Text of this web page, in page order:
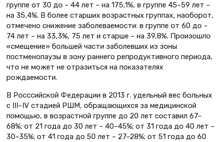
группе от 30 до – 44 лет – на 175,1%, в группе 45–59 лет –
на 35,4%. В более старших возрастных группах, наоборот,
отмечено снижение заболеваемости: в группе от 60 до –
74 лет – на 33,3%, 75 лет и старше – на 39,8%. Произошло
«смещение» большей части заболевших из зоны
постменопаузы в зону раннего репродуктивного периода,
что не может не отразиться на показателях
рождаемости.
В Росссийской Федерации в 2013 г. удельный вес больных
с III–IV стадией РШМ, обращающихся за медицинской
помощью, в возрастной группе до 20 лет составил 67–
68%; от 21 года до 30 лет – 40–45%; от 31 года до 40 лет –
30–35%; от 41 года до 50 лет – 27–28%; от 51 года до 60